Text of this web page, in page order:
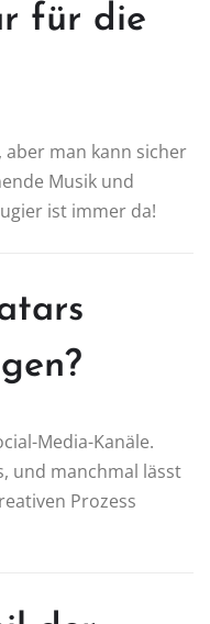
für die
man kann sicher
Musik und
ist immer da!
Media-Kanäle.
und manchmal lässt
Prozess